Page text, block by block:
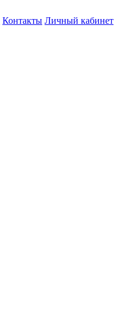
Контакты Личный кабинет